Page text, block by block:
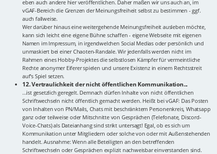
eben auch andere hier veröffentlichen. Daher maßen wir uns auch an, im
vGAF-Bereich die Grenzen der Meinungsfreiheit selbst zu bestimmen - ggf.
auch fallweise.
Wer darüber hinaus eine weitergehende Meinungsfreiheit ausleben möchte,
kann sich leicht eine eigene Bühne schaffen - eigene Webseite mit eigenen
Namen im Impressum, in irgendwelchen Social Medias oder persönlich und
unmaskiert bei einer Chaoten-Randale. Wir jedenfalls werden nicht im
Rahmen eines Hobby-Projektes die selbstlosen Kämpfer für vermeintliche
Rechte anonymer Eiferer spielen und unsere Existenz in einem Rechtsstreit
auf's Spiel setzen.
12. Vertraulichkeit der nicht öffentlichen Kommunikation...
...ist gesetzlich geregelt. Demnach dürfen Inhalte von nicht öffentlichen
Schriftwechseln nicht öffentlich gemacht werden. Heißt bei vGAF: Das Posten
von Inhalten von PN/Mails, Chats mit beschränktem Personenkreis, Whatsapp
ganz oder teilweise oder Mitschnitte von Gesprächen (Telefonate, Discord-
Voice-Chats) als Dateianhang sind strikt untersagt! Egal, ob es sich um
Kommunikation unter Mitgliedern oder solche von oder mit Außenstehenden
handelt. Ausnahme: Wenn alle Beteiligten an den betreffenden
Schriftwechseln oder Gesprächen explizit nachweisbar einverstanden sind.